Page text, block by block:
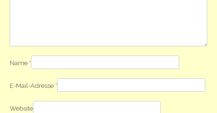
Name *
E-Mail-Adresse *
Website